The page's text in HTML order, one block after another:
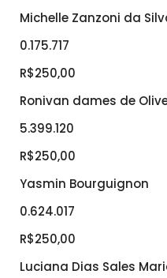
Michelle Zanzoni da
0.175.717
R$250,00
Ronivan dames de
5.399.120
R$250,00
Yasmin Bourguignon
0.624.017
R$250,00
Luciana Dias Sales